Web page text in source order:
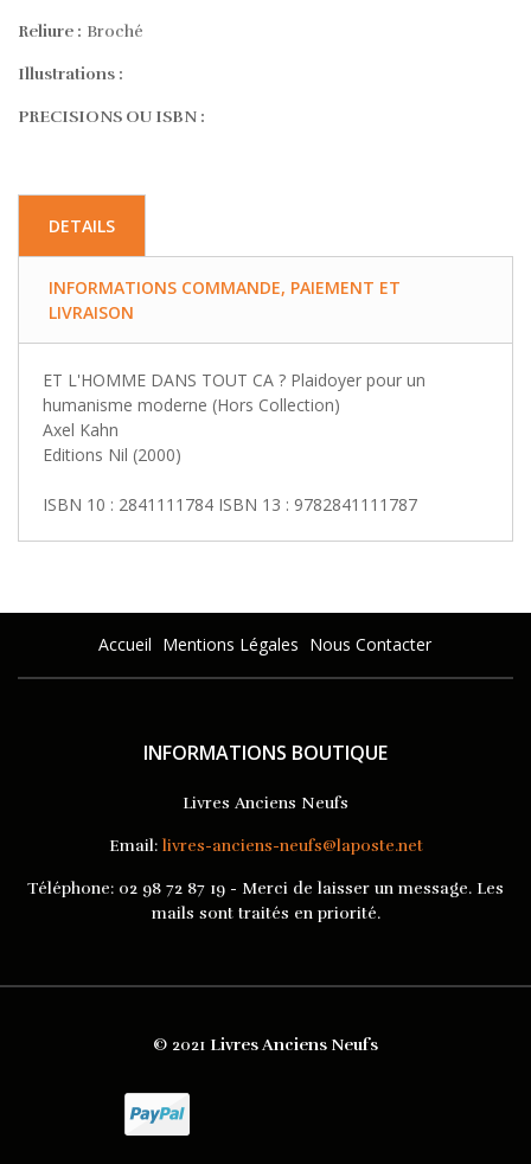
Reliure : Broché
Illustrations :
PRECISIONS OU ISBN :
DETAILS
INFORMATIONS COMMANDE, PAIEMENT ET
LIVRAISON
ET L'HOMME DANS TOUT CA ? Plaidoyer pour un
humanisme moderne (Hors Collection)
Axel Kahn
Editions Nil (2000)
ISBN 10 : 2841111784 ISBN 13 : 9782841111787
Accueil Mentions Légales Nous Contacter
INFORMATIONS BOUTIQUE
Livres Anciens Neufs
Email: livres-anciens-neufs@laposte.net
Téléphone: 02 98 72 87 19 - Merci de laisser un message. Les
mails sont traités en priorité.
© 2021 Livres Anciens Neufs